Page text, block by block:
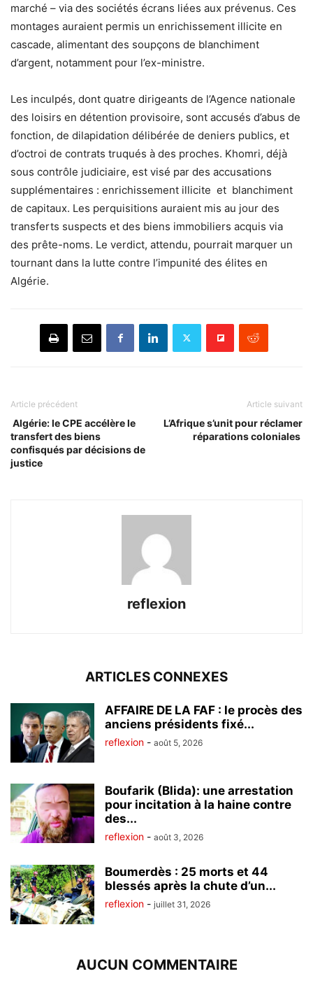
marché – via des sociétés écrans liées aux prévenus. Ces
montages auraient permis un enrichissement illicite en
cascade, alimentant des soupçons de blanchiment
d’argent, notamment pour l’ex-ministre.
Les inculpés, dont quatre dirigeants de l’Agence nationale
des loisirs en détention provisoire, sont accusés d’abus de
fonction, de dilapidation délibérée de deniers publics, et
d’octroi de contrats truqués à des proches. Khomri, déjà
sous contrôle judiciaire, est visé par des accusations
supplémentaires : enrichissement illicite et blanchiment
de capitaux. Les perquisitions auraient mis au jour des
transferts suspects et des biens immobiliers acquis via
des prête-noms. Le verdict, attendu, pourrait marquer un
tournant dans la lutte contre l’impunité des élites en
Algérie.
Article précédent
Algérie: le CPE accélère le
transfert des biens
confisqués par décisions de
justice
Article suivant
L’Afrique s’unit pour réclamer
réparations coloniales
reflexion
ARTICLES CONNEXES
AFFAIRE DE LA FAF : le procès des
anciens présidents fixé...
reflexion - août 5, 2026
Boufarik (Blida): une arrestation
pour incitation à la haine contre
des...
reflexion - août 3, 2026
Boumerdès : 25 morts et 44
blessés après la chute d’un...
reflexion - juillet 31, 2026
AUCUN COMMENTAIRE